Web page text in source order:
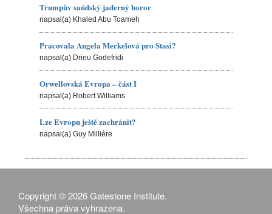
Trumpův saúdský jaderný horor
napsal(a) Khaled Abu Toameh
Pracovala Angela Merkelová pro Stasi?
napsal(a) Drieu Godefridi
Orwellovská Evropa – část I
napsal(a) Robert Williams
Lze Evropu ještě zachránit?
napsal(a) Guy Millière
Copyright © 2026 Gatestone Institute.
Všechna práva vyhrazena.